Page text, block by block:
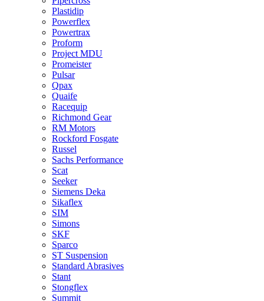
Plastidip
Powerflex
Powertrax
Proform
Project MDU
Promeister
Pulsar
Qpax
Quaife
Racequip
Richmond Gear
RM Motors
Rockford Fosgate
Russel
Sachs Performance
Scat
Seeker
Siemens Deka
Sikaflex
SIM
Simons
SKF
Sparco
ST Suspension
Standard Abrasives
Stant
Stongflex
Summit